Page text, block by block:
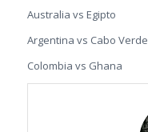
Australia vs Egipto
Argentina vs Cabo Verde
Colombia vs Ghana